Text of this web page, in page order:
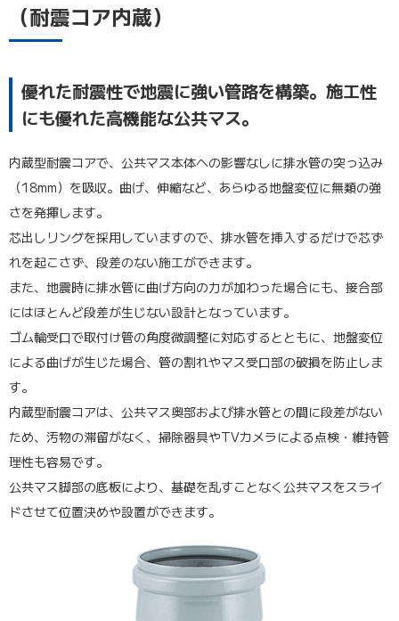
（耐震コア内蔵）
優れた耐震性で地震に強い管路を構築。施工性
にも優れた高機能な公共マス。
内蔵型耐震コアで、公共マス本体への影響なしに排水管の突っ込み
（18mm）を吸収。曲げ、伸縮など、あらゆる地盤変位に無類の強
さを発揮します。
芯出しリングを採用していますので、排水管を挿入するだけで芯ず
れを起こさず、段差のない施工ができます。
また、地震時に排水管に曲げ方向の力が加わった場合にも、接合部
にはほとんど段差が生じない設計となっています。
ゴム輪受口で取付け管の角度微調整に対応するとともに、地盤変位
による曲げが生じた場合、管の割れやマス受口部の破損を防止しま
す。
内蔵型耐震コアは、公共マス奥部および排水管との間に段差がない
ため、汚物の滞留がなく、掃除器具やTVカメラによる点検・維持管
理性も容易です。
公共マス脚部の底板により、基礎を乱すことなく公共マスをスライ
ドさせて位置決めや設置ができます。